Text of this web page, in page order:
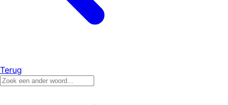
Terug